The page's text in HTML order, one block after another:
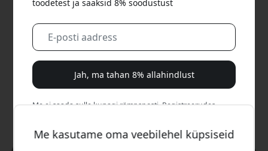
Me kasutame oma veebilehel küpsiseid
toodetest ja saaksid 8% soodustust
Jah, ma tahan 8% allahindlust
Me ei saada sulle kunagi rämpsposti. Registreerudes
sarjade ja eripakkumistega.
allahindlust.